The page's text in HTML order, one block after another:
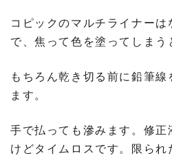
コピックのマルチライナー
で、焦って色を塗ってしまう
もちろん乾き切る前に鉛筆
ます。
手で払っても滲みます。修正
けどタイムロスです。限ら